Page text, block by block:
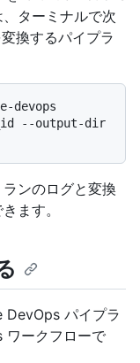
ターミナルで次
変換するパイプラ
devops
--output-dir
ンのログと変換
ます。
DevOps パイプラ
ークフローで